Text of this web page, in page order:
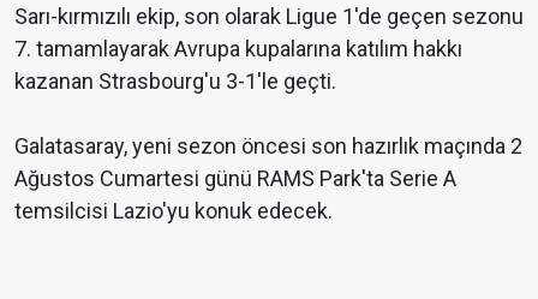
Sarı-kırmızılı ekip, son olarak Ligue 1'de geçen sezonu
7. tamamlayarak Avrupa kupalarına katılım hakkı
kazanan Strasbourg'u 3-1'le geçti.
Galatasaray, yeni sezon öncesi son hazırlık maçında 2
Ağustos Cumartesi günü RAMS Park'ta Serie A
temsilcisi Lazio'yu konuk edecek.